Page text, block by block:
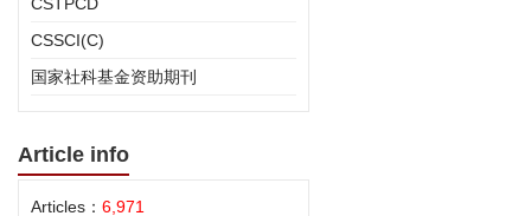
CSTPCD
CSSCI(C)
国家社科基金资助期刊
Article info
Articles： 6,971